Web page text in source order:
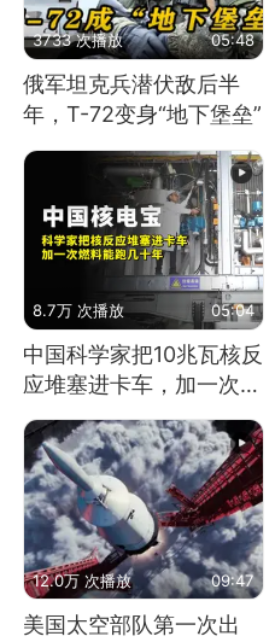
3733 次播放 05:48
俄军坦克兵潜伏敌后半
年，T-72变身“地下堡垒”
8.7万 次播放 05:04
中国科学家把10兆瓦核反
应堆塞进卡车，加一次燃
料能跑几十年
12.0万 次播放 09:47
美国太空部队第一次出